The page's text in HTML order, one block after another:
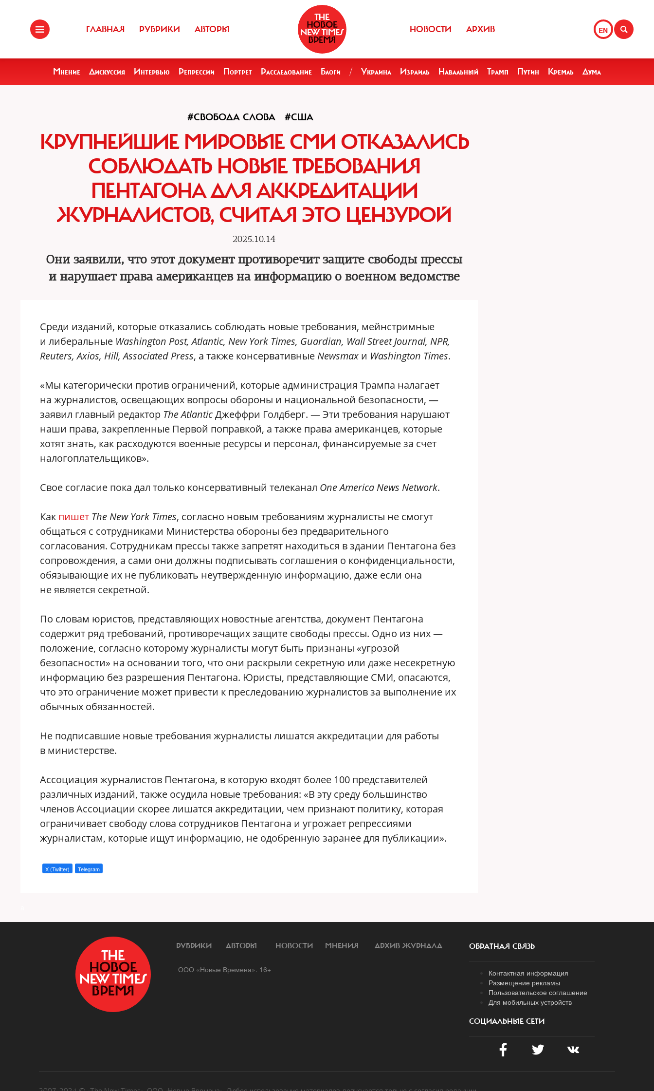
ГЛАВНАЯ РУБРИКИ АВТОРЫ EN
НОВОСТИ АРХИВ
Мнение Дискуссия Интервью Репрессии Портрет Расследование Блоги / Украина Израиль Навальный Трамп Путин Кремль Дума
#СВОБОДА СЛОВА #США
КРУПНЕЙШИЕ МИРОВЫЕ СМИ ОТКАЗАЛИСЬ
СОБЛЮДАТЬ НОВЫЕ ТРЕБОВАНИЯ
ПЕНТАГОНА ДЛЯ АККРЕДИТАЦИИ
ЖУРНАЛИСТОВ, СЧИТАЯ ЭТО ЦЕНЗУРОЙ
2025.10.14
Они заявили, что этот документ противоречит защите свободы прессы
и нарушает права американцев на информацию о военном ведомстве
Среди изданий, которые отказались соблюдать новые требования, мейнстримные
и либеральные Washington Post, Atlantic, New York Times, Guardian, Wall Street Journal, NPR,
Reuters, Axios, Hill, Associated Press, а также консервативные Newsmax и Washington Times.
«Мы категорически против ограничений, которые администрация Трампа налагает
на журналистов, освещающих вопросы обороны и национальной безопасности, —
заявил главный редактор The AtlanticДжеффри Голдберг. — Эти требования нарушают
наши права, закрепленные Первой поправкой, а также права американцев, которые
хотят знать, как расходуются военные ресурсы и персонал, финансируемые за счет
налогоплательщиков».
Свое согласие пока дал только консервативный телеканал One America News Network.
Как пишет The New York Times, согласно новым требованиям журналисты не смогут
общаться с сотрудниками Министерства обороны без предварительного
согласования. Сотрудникам прессы также запретят находиться в здании Пентагона без
сопровождения, а сами они должны подписывать соглашения о конфиденциальности,
обязывающие их не публиковать неутвержденную информацию, даже если она
не является секретной.
По словам юристов, представляющих новостные агентства, документ Пентагона
содержит ряд требований, противоречащих защите свободы прессы. Одно из них —
положение, согласно которому журналисты могут быть признаны «угрозой
безопасности» на основании того, что они раскрыли секретную или даже несекретную
информацию без разрешения Пентагона. Юристы, представляющие СМИ, опасаются,
что это ограничение может привести к преследованию журналистов за выполнение их
обычных обязанностей.
Не подписавшие новые требования журналисты лишатся аккредитации для работы
в министерстве.
Ассоциация журналистов Пентагона, в которую входят более 100 представителей
различных изданий, также осудила новые требования: «В эту среду большинство
членов Ассоциации скорее лишатся аккредитации, чем признают политику, которая
ограничивает свободу слова сотрудников Пентагона и угрожает репрессиями
журналистам, которые ищут информацию, не одобренную заранее для публикации».
X (Twitter) Telegram
РУБРИКИ АВТОРЫ НОВОСТИ МНЕНИЯ АРХИВ ЖУРНАЛА
ООО «Новые Времена». 16+
ОБРАТНАЯ СВЯЗЬ
Контактная информация
Размещение рекламы
Пользовательское соглашение
Для мобильных устройств
СОЦИАЛЬНЫЕ СЕТИ